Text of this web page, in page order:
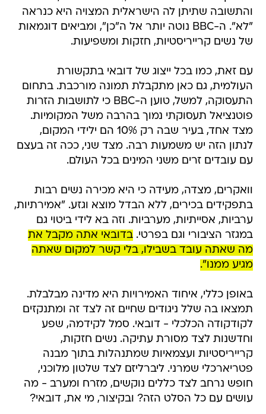
והתשובה שתיתן לה הישראלית המצויה היא כנראה
"לא". ה-BBC נוטה יותר אל ה"כן", ומביאים דוגמאות
של נשים קרייריסטיות, חזקות ומשפיעות.
עם זאת, כמו בכל ייצוג של דובאי בתקשורת
העולמית, גם כאן מתקבלת תמונה מורכבת. בתחום
התעסוקה, למשל, טוען ה-BBC כי לתושבות הזרות
פוטנציאל תעסוקתי נמוך בהרבה משל המקומיות.
מצד אחד, בעיר שבה רק 10% הם ילידי המקום,
לנתון הזה יש משמעות רבה. מצד שני, ככה זה בעצם
עם עובדים זרים משני המינים בכל העולם.
וואקרים, מצדה, מעידה כי היא מכירה נשים רבות
בתפקידים בכירים, ללא הבדל מוצא וגזע. "אמירתיות,
ערביות, אסייתיות, מערביות. וזה בא לידי ביטוי גם
במגזר הציבורי וגם בפרטי.בדובאי אתה מקבל את
מה שאתה עובד בשבילו, בלי קשר למקום שאתה
מגיע ממנו".
באופן כללי, איחוד האמירויות היא מדינה מבלבלת.
תמצאו בה שלל ניגודים שחיים זה לצד זה ומתנקזים
לקודקודה הכלכלי - דובאי. סמל לקידמה, שפע
וחדשנות לצד מסורת עתיקה. נשים חזקות,
קרייריסטיות ועצמאיות שמתנהלות בתוך מבנה
פטריארכלי שמרני. ליברליזם לצד שלטון מלוכני,
חופש נרחב לצד כללים נוקשים, מזרח ומערב - מה
עושים עם כל הסלט הזה? ובקיצור, מי את, דובאי?